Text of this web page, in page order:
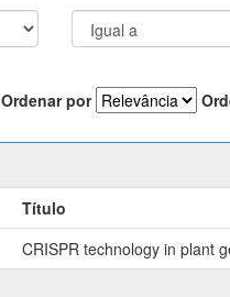
Ordenar por
Título
CRISPR technology in plant